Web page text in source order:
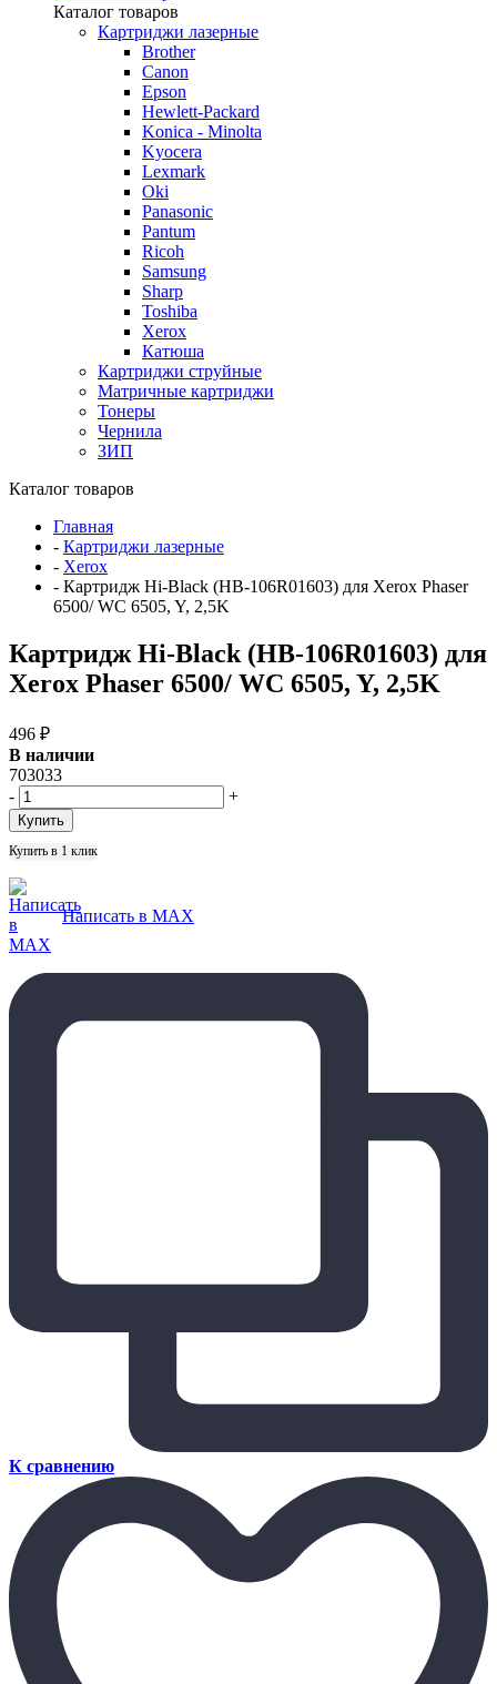
Каталог товаров
Картриджи лазерные
Brother
Canon
Epson
Hewlett-Packard
Konica - Minolta
Kyocera
Lexmark
Oki
Panasonic
Pantum
Ricoh
Samsung
Sharp
Toshiba
Xerox
Катюша
Картриджи струйные
Матричные картриджи
Тонеры
Чернила
ЗИП
Каталог товаров
Главная
- Картриджи лазерные
- Xerox
- Картридж Hi-Black (HB-106R01603) для Xerox Phaser
6500/ WC 6505, Y, 2,5K
Картридж Hi-Black (HB-106R01603) для
Xerox Phaser 6500/ WC 6505, Y, 2,5K
496 ₽
В наличии
703033
-
+
Купить в 1 клик
Написать в MAX
К сравнению